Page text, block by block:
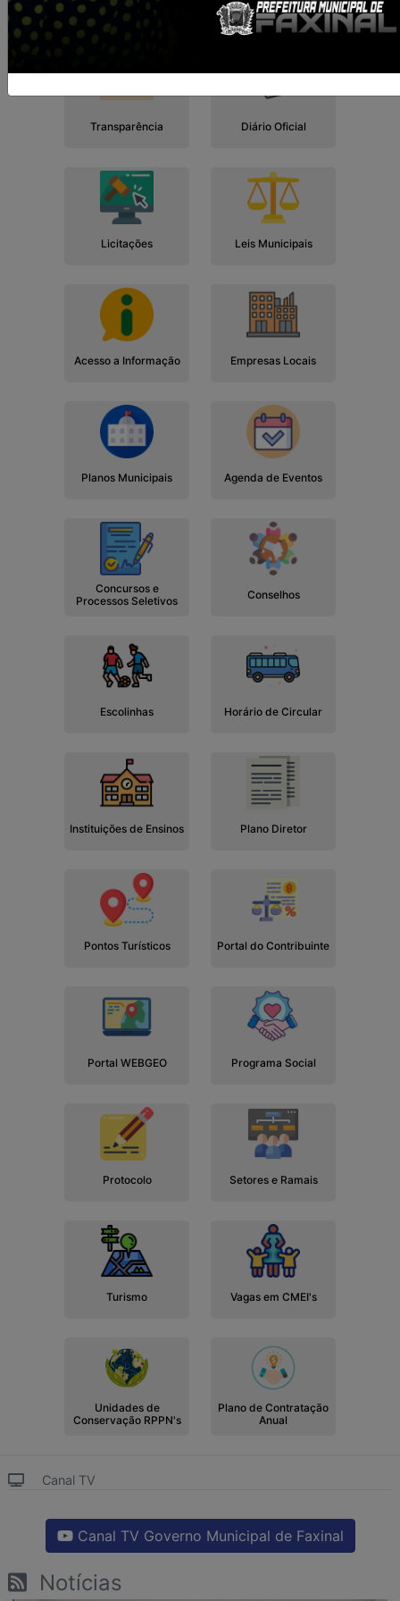
Transparência Diário Oficial
Licitações Leis Municipais
Acesso a Informação Empresas Locais
Planos Municipais Agenda de Eventos
Concursos e
Processos Seletivos
Conselhos
Escolinhas Horário de Circular
Instituições de Ensinos Plano Diretor
Pontos Turísticos Portal do Contribuinte
Portal WEBGEO Programa Social
Protocolo Setores e Ramais
Turismo Vagas em CMEI's
Unidades de
Conservação RPPN's
Plano de Contratação
Anual
Canal TV
Canal TV Governo Municipal de Faxinal
Notícias